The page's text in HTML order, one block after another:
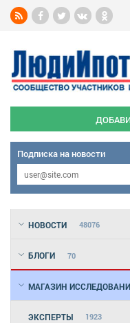
Подписка на новости
НОВОСТИ 48076
БЛОГИ 70
МАГАЗИН
ЭКСПЕРТЫ 1923